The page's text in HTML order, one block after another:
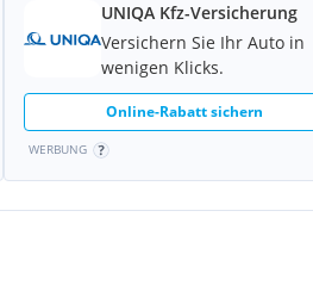
UNIQA Kfz-Versicherung
Versichern Sie Ihr Auto in
wenigen Klicks.
Online-Rabatt sichern
WERBUNG